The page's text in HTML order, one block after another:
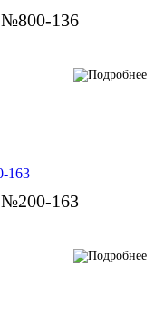
136
163